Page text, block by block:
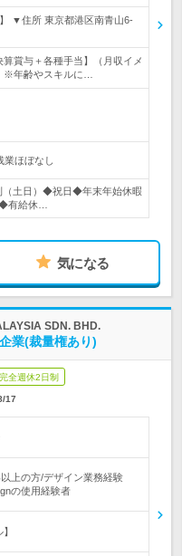
▼住所 東京都港区南青山6-
算賞与＋各種手当】（月収イメ
※年齢やスキルに…
ほぼなし
土日）◆祝日◆年末年始休暇
有給休…
気になる
SDN. BHD.
業(裁量権あり)
完全週休2日制
17
上の方/デザイン業務経験
の使用経験者